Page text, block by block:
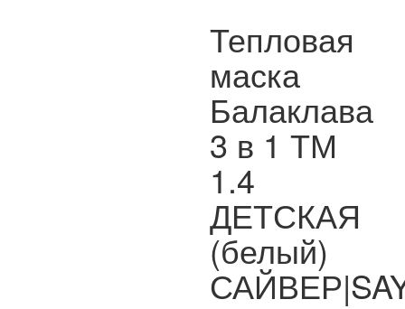
Тепловая
маска
Балаклава
3 в 1 ТМ
1.4
ДЕТСКАЯ
(белый)